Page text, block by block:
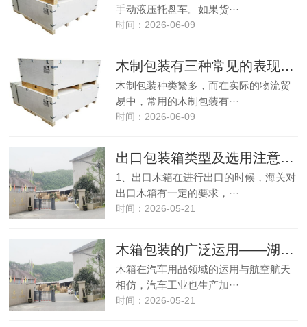
手动液压托盘车。如果货···
时间：2026-06-09
木制包装有三种常见的表现形式
木制包装种类繁多，而在实际的物流贸
易中，常用的木制包装有···
时间：2026-06-09
出口包装箱类型及选用注意四大点——湖州木包装箱
1、出口木箱在进行出口的时候，海关对
出口木箱有一定的要求，···
时间：2026-05-21
木箱包装的广泛运用——湖州木托盘
木箱在汽车用品领域的运用与航空航天
相仿，汽车工业也生产加···
时间：2026-05-21